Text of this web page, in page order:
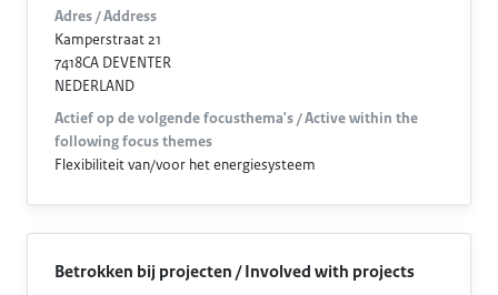
Adres / Address
Kamperstraat 21
7418CA DEVENTER
NEDERLAND
Actief op de volgende focusthema's / Active within the
following focus themes
Flexibiliteit van/voor het energiesysteem
Betrokken bij projecten / Involved with projects